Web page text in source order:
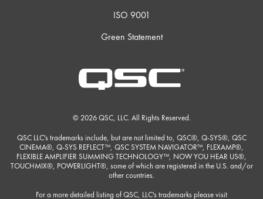
ISO 9001
Green Statement
© 2026 QSC, LLC. All Rights Reserved.
QSC LLC's trademarks include, but are not limited to, QSC®, Q-SYS®, QSC
CINEMA®, Q-SYS REFLECT™, QSC SYSTEM NAVIGATOR™, FLEXAMP®,
FLEXIBLE AMPLIFIER SUMMING TECHNOLOGY™, NOW YOU HEAR US®,
TOUCHMIX®, POWERLIGHT®, some of which are registered in the U.S. and/or
other countries.
For a more detailed listing of QSC, LLC's trademarks please visit